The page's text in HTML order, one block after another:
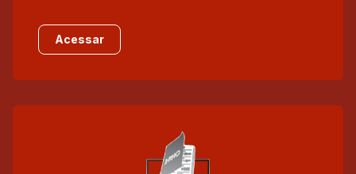
Acessar